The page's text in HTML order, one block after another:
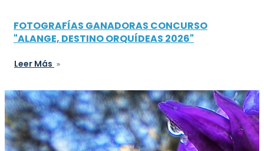
FOTOGRAFÍAS GANADORAS CONCURSO
"ALANGE, DESTINO ORQUÍDEAS 2026"
Leer Más